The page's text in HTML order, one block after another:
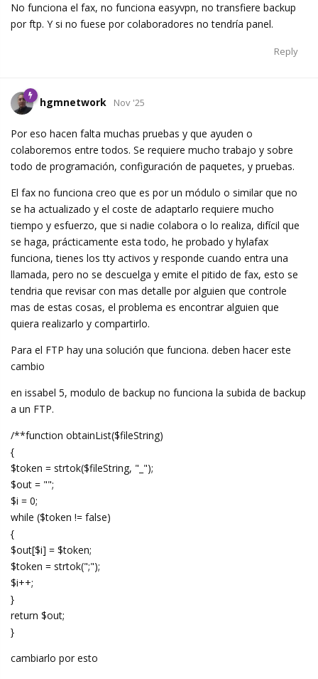
No funciona el fax, no funciona easyvpn, no transfiere backup
por ftp. Y si no fuese por colaboradores no tendría panel.
Reply
hgmnetwork Nov '25
Por eso hacen falta muchas pruebas y que ayuden o
colaboremos entre todos. Se requiere mucho trabajo y sobre
todo de programación, configuración de paquetes, y pruebas.
El fax no funciona creo que es por un módulo o similar que no
se ha actualizado y el coste de adaptarlo requiere mucho
tiempo y esfuerzo, que si nadie colabora o lo realiza, difícil que
se haga, prácticamente esta todo, he probado y hylafax
funciona, tienes los tty activos y responde cuando entra una
llamada, pero no se descuelga y emite el pitido de fax, esto se
tendria que revisar con mas detalle por alguien que controle
mas de estas cosas, el problema es encontrar alguien que
quiera realizarlo y compartirlo.
Para el FTP hay una solución que funciona. deben hacer este
cambio
en issabel 5, modulo de backup no funciona la subida de backup
a un FTP.
/**function obtainList($fileString)
{
$token = strtok($fileString, "_");
$out = "";
$i = 0;
while ($token != false)
{
$out[$i] = $token;
$token = strtok(";");
$i++;
}
return $out;
}
cambiarlo por esto